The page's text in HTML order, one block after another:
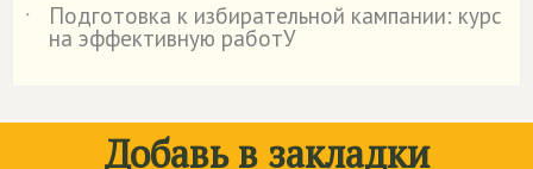
˙
Подготовка к избирательной кампании: курс
на эффективную работУ
Добавь в закладки